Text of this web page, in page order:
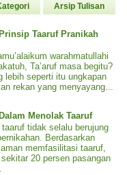
Arsip Tulisan
Taaruf Pranikah
warahmatullahi
Ta’aruf masa begitu?
lebih seperti itu ungkapan
rekan yang menyayang...
Menolak Taaruf
taaruf tidak selalu berujung
Berdasarkan
memfasilitasi taaruf,
sekitar 20 persen pasangan